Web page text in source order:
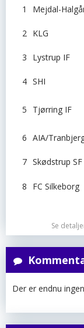
1 Mejdal-
2 KLG
3 Lystrup IF
4 SHI
5 Tjørring IF
6 AIA/
7 Skødstrup SF
8 FC Silkeborg
Se
Der er endnu